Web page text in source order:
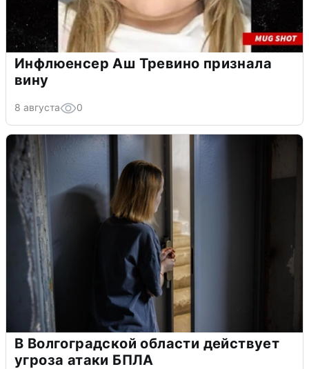
Инфлюенсер Аш Тревино признала
вину
8 августа 0
В Волгоградской области действует
угроза атаки БПЛА